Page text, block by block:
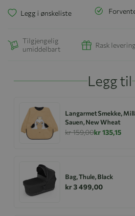
Legg i ønskeliste
Tilgjengelig
umiddelbart
Rask levering
Legg til
Langarmet Smekke,
Sauen, New Wheat
kr 159,00kr 135,15
Bag, Thule, Black
kr 3 499,00